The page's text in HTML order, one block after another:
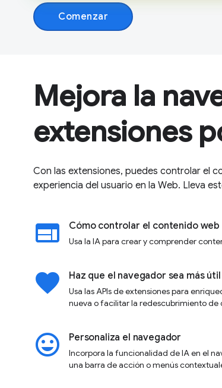
Comenzar
Mejora la
extensiones
Con las extensiones, puedes controlar el
experiencia del usuario en la Web. Lleva
web Cómo controlar el contenido web
Usa la IA para crear y comprender
favorite Haz que el navegador sea más útil
Usa las APIs de extensiones para
nueva o facilitar la redescubrimiento
insert_emoticon Personaliza el navegador
Incorpora la funcionalidad de IA en el
una barra de acción o menús